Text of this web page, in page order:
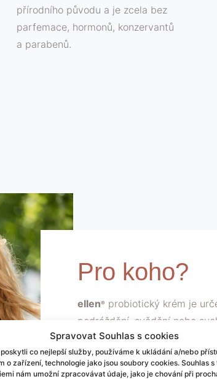
Spravovat Souhlas s cookies
co nejlepší služby, používáme k ukládání a/nebo
o zařízení, technologie jako jsou soubory cookies. Souhlas s
nám umožní zpracovávat údaje, jako je chování při
přírodního původu a je zcela bez
parfemace, hormonů, konzervantů
a parabenů.
Pro koho?
ellen® probiotický krém je
podráždění, svědění nebo
Tyto příznaky mohou být
opakovaných